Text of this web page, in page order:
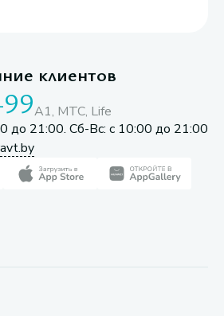
клиентов
A1, МТС, Life
до 21:00. Сб-Вс: с 10:00 до 21:00